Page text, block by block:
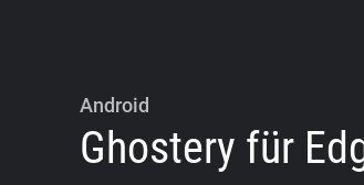
Android
Ghostery für